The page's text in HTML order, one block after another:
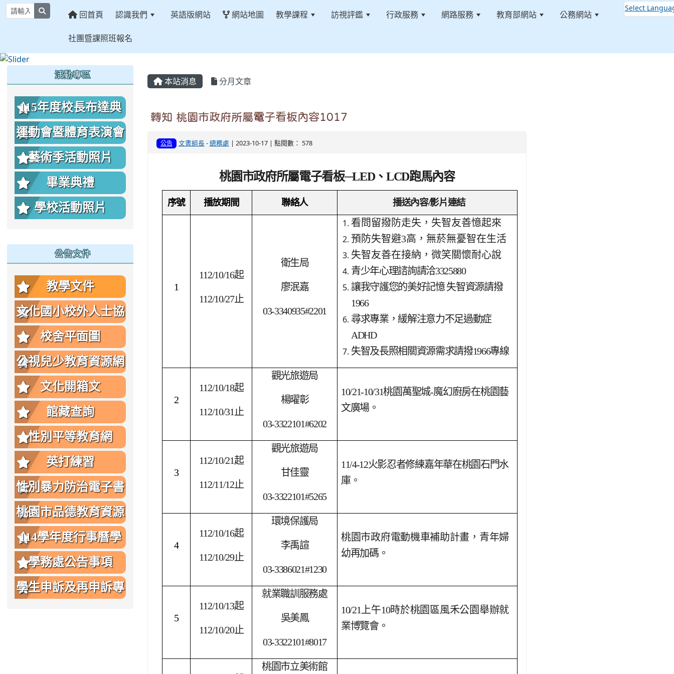
回首頁 認識我們 英語版網站 網站地圖 教學課程 訪視評鑑 行政服務 網路服務 教育部網站 公務網站
社團暨課照班報名
Select
本站消息 分月文章
轉知 桃園市政府所屬電子看板內容1017
公告 文書組長-總務處 | 2023-10-17 | 點閱數： 578
桃園市政府所屬電子看板─LED、LCD跑馬內容
序號 播放期間 聯絡人 播送內容/影片連結
1
112/10/16起
112/10/27止
衛生局
廖泯嘉
03-3340935#2201
看問留撥防走失，失智友善憶起來
預防失智避3高，無菸無憂智在生活
失智友善在接納，微笑關懷耐心說
青少年心理諮詢請洽3325880
讓我守護您的美好記憶 失智資源請撥
1966
尋求專業，緩解注意力不足過動症
ADHD
失智及長照相關資源需求請撥1966專線
2
112/10/18起
112/10/31 止
觀光旅遊局
楊曜彰
03-3322101#6202
10/21-10/31桃園萬聖城-魔幻廚房在桃園藝
文廣場。
3
112/10/21起
112/11/12止
觀光旅遊局
甘佳靈
03-3322101#5265
11/4-12火影忍者修練嘉年華在桃園石門水
庫。
4
112/10/16起
112/10/29止
環境保護局
李禹諠
03-3386021#1230
桃園市政府電動機車補助計畫，青年婦
幼再加碼。
5
112/10/13起
112/10/20止
就業職訓服務處
吳美鳳
03-3322101#8017
10/21 上午10時於桃園區風禾公園舉辦就
業博覽會。
桃園市立美術館
活動專區
115年度校長布達典
禮照片
運動會暨體育表演會
照片
藝術季活動照片
畢業典禮
學校活動照片
公告文件
教學文件
文化國小校外人士協
助教學或活動要點
校舍平面圖
公視兒少教育資源網
文化開箱文
館藏查詢
性別平等教育網
英打練習
性別暴力防治電子書
桃園市品德教育資源
網
114學年度行事曆學
生版
學務處公告事項
學生申訴及再申訴專